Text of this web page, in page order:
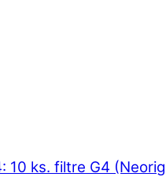
10 ks. filtre G4